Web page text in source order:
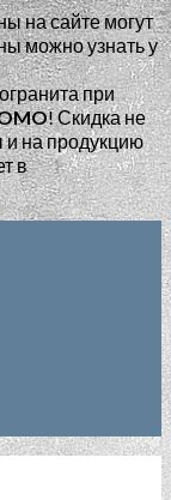
на сайте могут
можно узнать у
при
!Скидка не
и на продукцию
в